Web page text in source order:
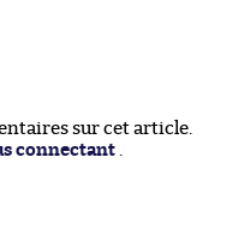
sur cet article.
connectant .